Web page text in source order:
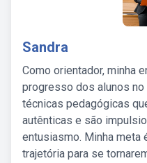
Sandra
Como orientador, minha
progresso dos alunos
técnicas pedagógicas
autênticas e são
entusiasmo. Minha meta
trajetória para se